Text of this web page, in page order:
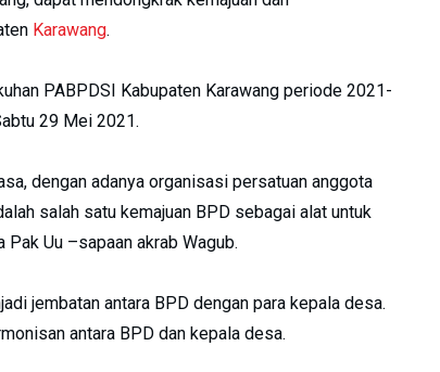
Karawang.
PABPDSI Kabupaten Karawang periode 2021-
29 Mei 2021.
dengan adanya organisasi persatuan anggota
salah satu kemajuan BPD sebagai alat untuk
Pak Uu –sapaan akrab Wagub.
jembatan antara BPD dengan para kepala desa.
antara BPD dan kepala desa.